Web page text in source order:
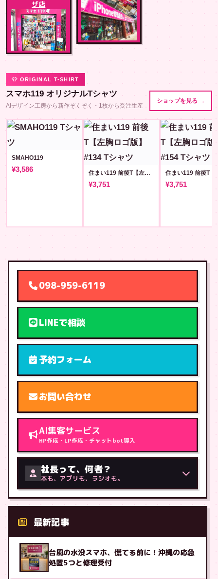
ザ店
👕 ORIGINAL T-SHIRT
スマホ119 オリジナルTシャツ
AIデザイン工房から新作ぞくぞく・1枚から受注生産
ショップを見る →
SMAHO119
¥3,586 住まい119 前後T【左胸ロゴ版】#134
¥3,751 ¥3,751
098-959-6119
LINEで相談
予約フォーム
お問い合わせ
AI集客サービス
HP作成・LP作成・チャットbot導入
社長って、何者？
本も、アプリも、ラジオも。
最新記事
台風の水没スマホ、慌てる前に！沖縄の応急
処置5つと修理受付